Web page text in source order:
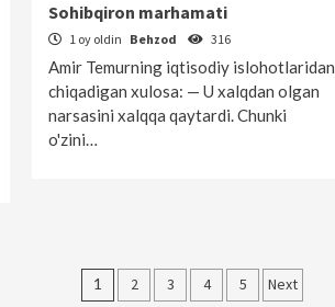
Sohibqiron marhamati
1 oy oldin Behzod 316
Amir Temurning iqtisodiy islohotlaridan
chiqadigan xulosa: — U xalqdan olgan
narsasini xalqqa qaytardi. Chunki
o'zini…
Maqolalar
1 2 3 4 5 Next